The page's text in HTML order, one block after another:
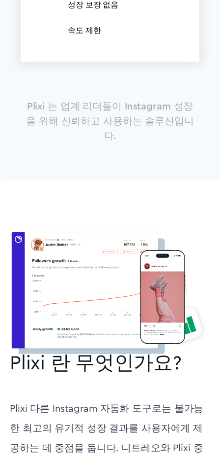
성장 보장 없음
속도 제한
Plixi 는 업계 리더들이 Instagram 성장
을 위해 신뢰하고 사용하는 솔루션입니
다.
Plixi 란 무엇인가요?
Plixi 다른 Instagram 자동화 도구로는 불가능
한 최고의 유기적 성장 결과를 사용자에게 제
공하는 데 중점을 둡니다. 니트레오와 Plixi 중